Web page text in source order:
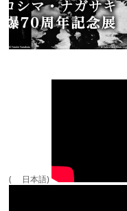
( 日本語)